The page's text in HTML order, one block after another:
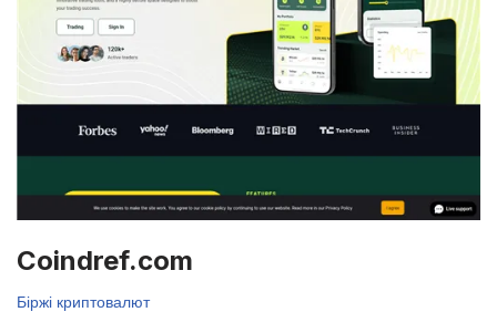
Coindref.com
Біржі криптовалют